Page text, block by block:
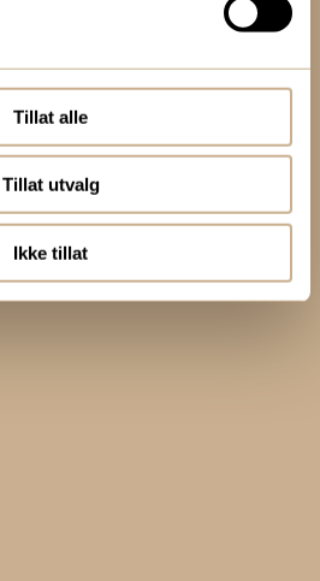
Tillat alle
Tillat utvalg
Ikke tillat